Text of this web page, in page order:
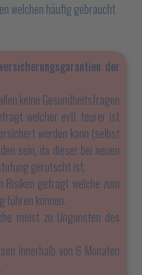
welchen häufig gebraucht
der
keine Gesundheitsfragen
welcher evtl. teurer ist
werden kann (selbst
sein, da dieser bei neuen
gerutscht ist.
Risiken gefragt welche zum
führen können.
meist zu Ungunsten des
innerhalb von 6 Monaten